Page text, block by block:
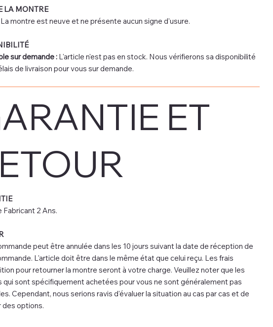
LA MONTRE
montre est neuve et ne présente aucun signe d'usure.
sur demande : L'article n'est pas en stock. Nous vérifierons sa disponibilité
de livraison pour vous sur demande.
ET
Fabricant 2 Ans.
peut être annulée dans les 10 jours suivant la date de réception de
L'article doit être dans le même état que celui reçu. Les frais
pour retourner la montre seront à votre charge. Veuillez noter que les
qui sont spécifiquement achetées pour vous ne sont généralement pas
Cependant, nous serions ravis d'évaluer la situation au cas par cas et de
des options.